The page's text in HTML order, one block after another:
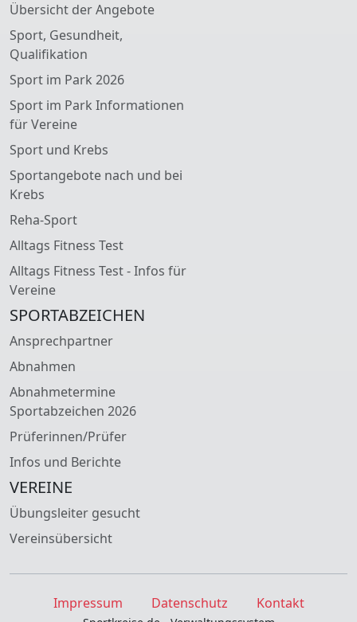
Übersicht der Angebote
Sport, Gesundheit,
Qualifikation
Sport im Park 2026
Sport im Park Informationen
für Vereine
Sport und Krebs
Sportangebote nach und bei
Krebs
Reha-Sport
Alltags Fitness Test
Alltags Fitness Test - Infos für
Vereine
SPORTABZEICHEN
Ansprechpartner
Abnahmen
Abnahmetermine
Sportabzeichen 2026
Prüferinnen/Prüfer
Infos und Berichte
VEREINE
Übungsleiter gesucht
Vereinsübersicht
Impressum Datenschutz Kontakt